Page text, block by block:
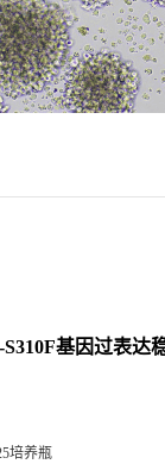
基因过表达
培养瓶